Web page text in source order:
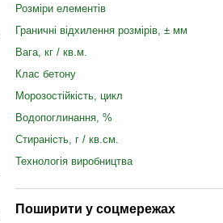
Розміри елементів
Граничні відхилення розмірів, ± мм
Вага, кг / кв.м.
Клас бетону
Морозостійкість, цикл
Водопоглинання, %
Стираність, г / кв.см.
Технологія виробництва
Поширити у соцмережах